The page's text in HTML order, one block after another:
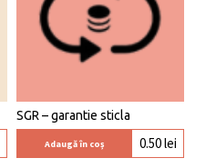
SGR – garantie sticla
Adaugă în coș 0.50lei